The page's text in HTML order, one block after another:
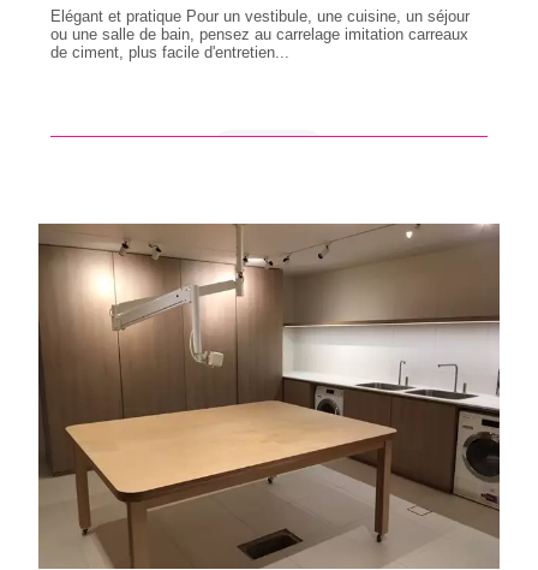
Elégant et pratique Pour un vestibule, une cuisine, un séjour
ou une salle de bain, pensez au carrelage imitation carreaux
de ciment, plus facile d'entretien...